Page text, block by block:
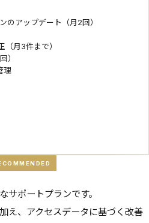
のアップデート（月2回）
（月3件まで）
）
理
サポートプランです。
え、アクセスデータに基づく改善